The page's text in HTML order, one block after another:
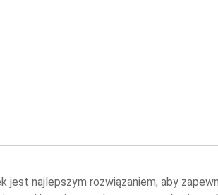
najlepszym rozwiązaniem, aby